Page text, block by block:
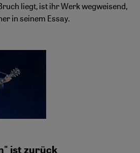
liegt, ist ihr Werk wegweisend,
in seinem Essay.
ist zurück